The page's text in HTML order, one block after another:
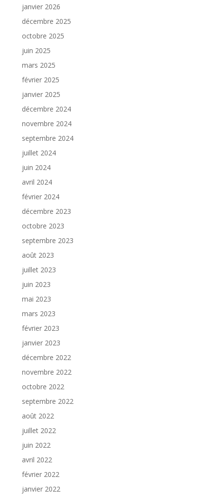
janvier 2026
décembre 2025
octobre 2025
juin 2025
mars 2025
février 2025
janvier 2025
décembre 2024
novembre 2024
septembre 2024
juillet 2024
juin 2024
avril 2024
février 2024
décembre 2023
octobre 2023
septembre 2023
août 2023
juillet 2023
juin 2023
mai 2023
mars 2023
février 2023
janvier 2023
décembre 2022
novembre 2022
octobre 2022
septembre 2022
août 2022
juillet 2022
juin 2022
avril 2022
février 2022
janvier 2022